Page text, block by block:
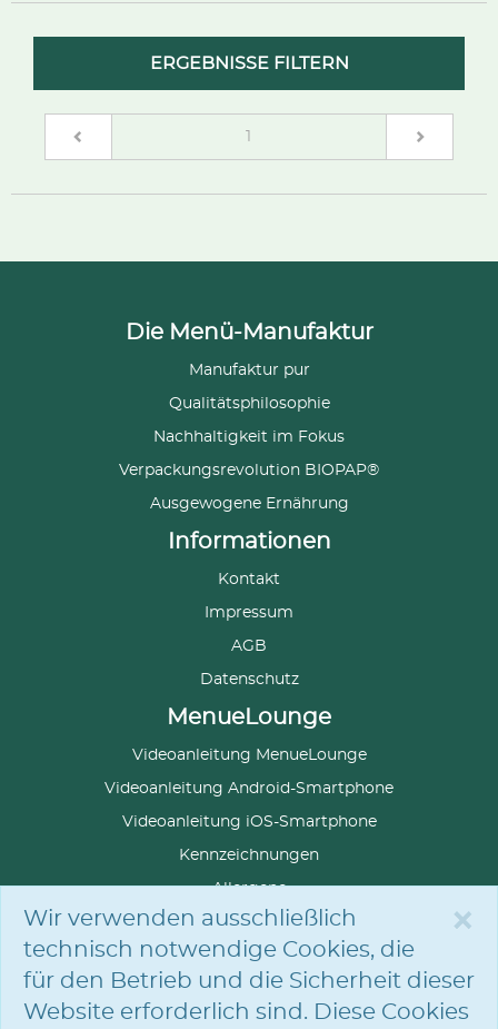
×
Wir verwenden ausschließlich
technisch notwendige Cookies, die
für den Betrieb und die Sicherheit dieser
Website erforderlich sind. Diese Cookies
ERGEBNISSE FILTERN
1
Die Menü-Manufaktur
Manufaktur pur
Qualitätsphilosophie
Nachhaltigkeit im Fokus
Verpackungsrevolution BIOPAP®
Ausgewogene Ernährung
Informationen
Kontakt
Impressum
AGB
Datenschutz
MenueLounge
Videoanleitung MenueLounge
Videoanleitung Android-Smartphone
Videoanleitung iOS-Smartphone
Kennzeichnungen
Allergene
SPRACHE
AUSWÄHLEN